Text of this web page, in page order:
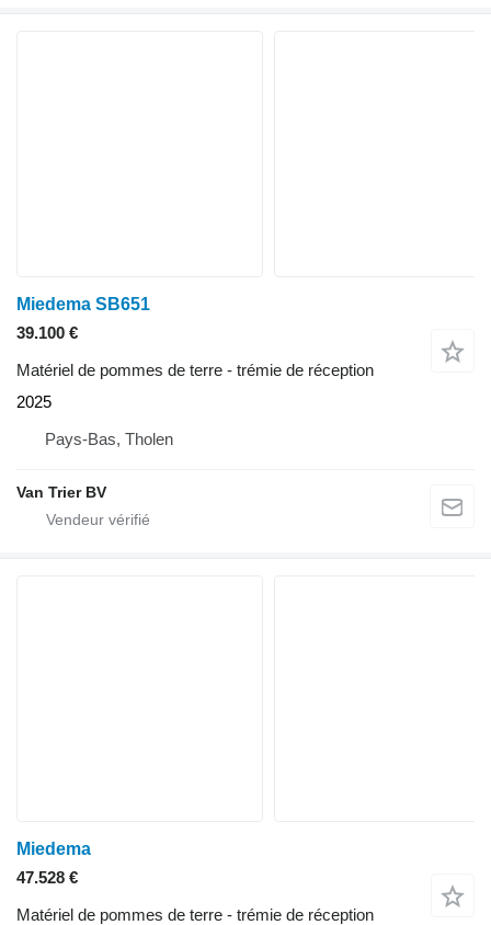
Miedema SB651
39.100 €
Matériel de pommes de terre - trémie de réception
2025
Pays-Bas, Tholen
Van Trier BV
Miedema
47.528 €
Matériel de pommes de terre - trémie de réception